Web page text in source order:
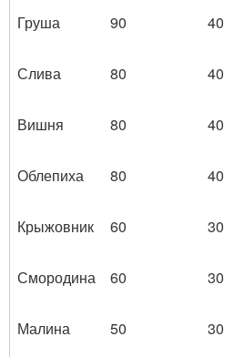
Груша
90 40
Слива
80 40
Вишня
80 40
Облепиха
80 40
Крыжовник
60 30
Смородина
60 30
Малина
50 30